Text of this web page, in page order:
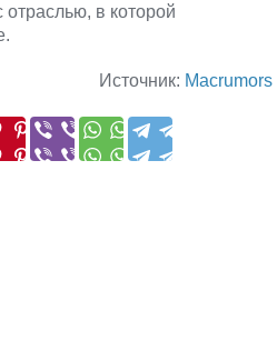
отраслью, в которой
Источник: Macrumors